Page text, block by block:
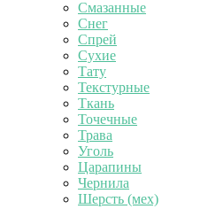
Смазанные
Снег
Спрей
Сухие
Тату
Текстурные
Ткань
Точечные
Трава
Уголь
Царапины
Чернила
Шерсть (мех)